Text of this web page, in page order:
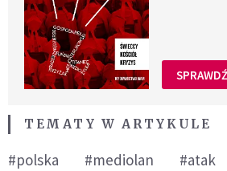
TEMATY W ARTYKULE
#polska #mediolan #atak